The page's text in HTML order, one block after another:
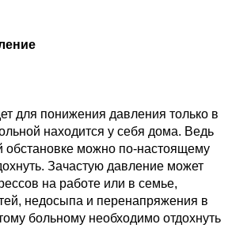
для понижения давления только в
находится у себя дома. Ведь
обстановке можно по-настоящему
Зачастую давление может
на работе или в семье,
недосыпа и перенапряжения в
больному необходимо отдохнуть